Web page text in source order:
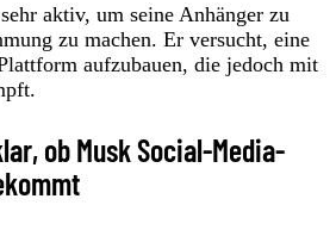
aktiv, um seine Anhänger zu
zu machen. Er versucht, eine
aufzubauen, die jedoch mit
ob Musk Social-Media-